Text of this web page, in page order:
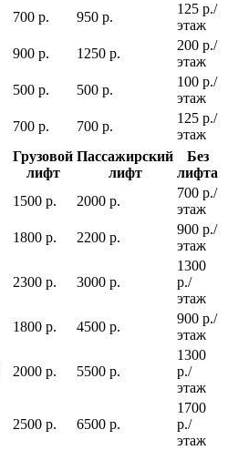
700 р. 950 р.
125 р./
этаж
900 р. 1250 р.
200 р./
этаж
500 р. 500 р.
100 р./
этаж
700 р. 700 р.
125 р./
этаж
Грузовой
лифт
Пассажирский
лифт
Без
лифта
1500 р. 2000 р.
700 р./
этаж
1800 р. 2200 р.
900 р./
этаж
2300 р. 3000 р.
1300
р./
этаж
1800 р. 4500 р.
900 р./
этаж
2000 р. 5500 р.
1300
р./
этаж
2500 р. 6500 р.
1700
р./
этаж